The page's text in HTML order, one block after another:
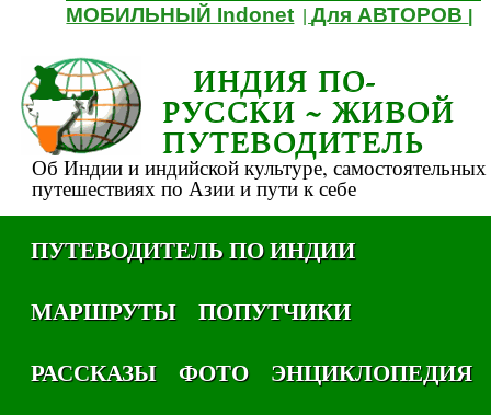
МОБИЛЬНЫЙ Indonet |Для АВТОРОВ
ИНДИЯ ПО-
РУССКИ ~ ЖИВОЙ
ПУТЕВОДИТЕЛЬ
Об Индии и индийской культуре, самостоятельных
путешествиях по Азии и пути к себе
ПУТЕВОДИТЕЛЬ ПО ИНДИИ
МАРШРУТЫ
ПОПУТЧИКИ
РАССКАЗЫ
ФОТО
ЭНЦИКЛОПЕДИЯ